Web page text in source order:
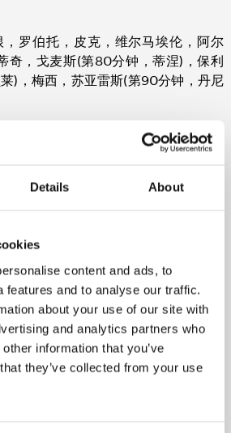
Details About
content and ads, to
features and to analyse our traffic.
about your use of our site with
and analytics partners who
information that you’ve
they’ve collected from your use
，罗伯托，皮克，维尔马埃伦，阿尔
奇，戈麦斯(第80分钟，蒂涅)，保利
)，梅西，苏亚雷斯(第90分钟，丹尼
斯, 50分钟;
亚萨巴尔，罗伯托，皮克